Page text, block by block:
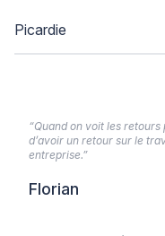
Picardie
“Quand on voit les
d’avoir un retour sur le
entreprise.”
Florian